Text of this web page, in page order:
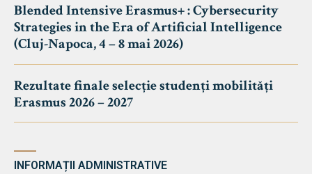
Blended Intensive Erasmus+ : Cybersecurity
Strategies in the Era of Artificial Intelligence
(Cluj-Napoca, 4 – 8 mai 2026)
Rezultate finale selecție studenți mobilități
Erasmus 2026 – 2027
INFORMAȚII ADMINISTRATIVE